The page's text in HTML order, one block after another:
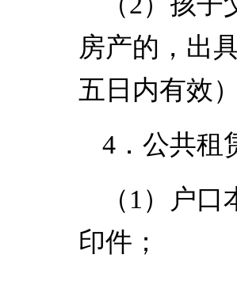
房产的，出
五日内有效
4．公共租
（1）户
印件；